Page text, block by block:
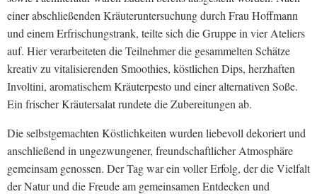
einer abschließenden Kräuteruntersuchung durch Frau Hoffmann
und einem Erfrischungstrank, teilte sich die Gruppe in vier Ateliers
auf. Hier verarbeiteten die Teilnehmer die gesammelten Schätze
kreativ zu vitalisierenden Smoothies, köstlichen Dips, herzhaften
Involtini, aromatischem Kräuterpesto und einer alternativen Soße.
Ein frischer Kräutersalat rundete die Zubereitungen ab.
Die selbstgemachten Köstlichkeiten wurden liebevoll dekoriert und
anschließend in ungezwungener, freundschaftlicher Atmosphäre
gemeinsam genossen. Der Tag war ein voller Erfolg, der die Vielfalt
der Natur und die Freude am gemeinsamen Entdecken und